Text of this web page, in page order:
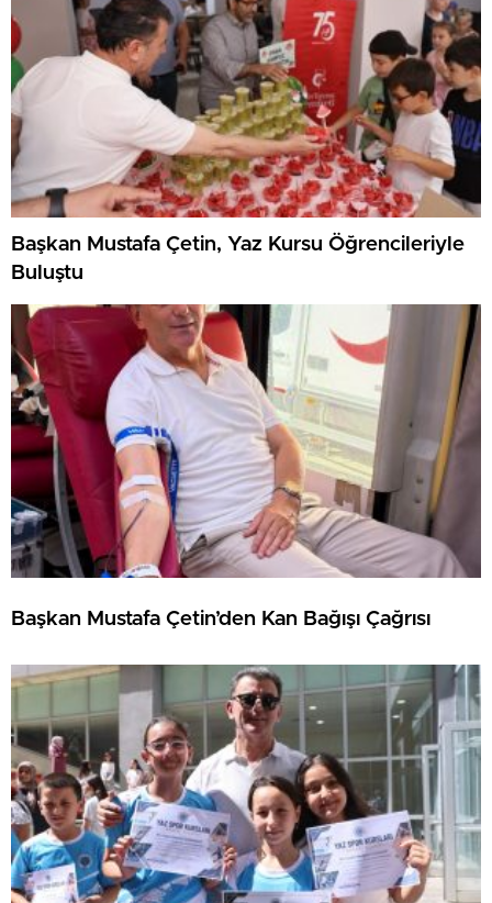
Başkan Mustafa Çetin, Yaz Kursu Öğrencileriyle
Buluştu
Başkan Mustafa Çetin’den Kan Bağışı Çağrısı